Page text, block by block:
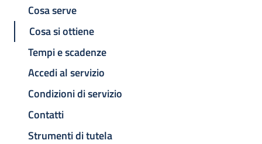
Cosa serve
Cosa si ottiene
Tempi e scadenze
Accedi al servizio
Condizioni di servizio
Contatti
Strumenti di tutela